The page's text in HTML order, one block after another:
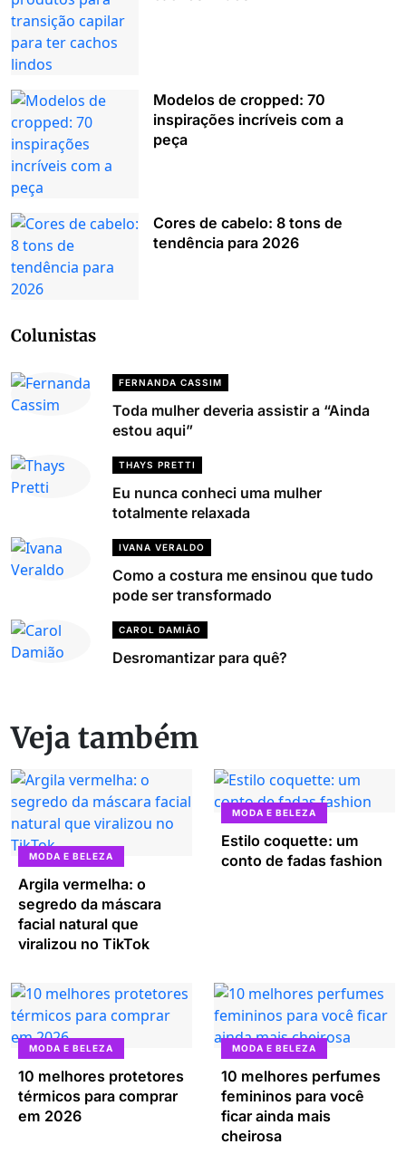
Modelos de cropped: 70
inspirações incríveis com a
peça
Cores de cabelo: 8 tons de
tendência para 2026
Colunistas
FERNANDA CASSIM
Toda mulher deveria assistir a “Ainda
estou aqui”
THAYS PRETTI
Eu nunca conheci uma mulher
totalmente relaxada
IVANA VERALDO
Como a costura me ensinou que tudo
pode ser transformado
CAROL DAMIÃO
Desromantizar para quê?
Veja também
MODA E BELEZA
Argila vermelha: o
segredo da máscara
facial natural que
viralizou no TikTok
MODA E BELEZA
Estilo coquette: um
conto de fadas fashion
MODA E BELEZA
10 melhores protetores
térmicos para comprar
em 2026
MODA E BELEZA
10 melhores perfumes
femininos para você
ficar ainda mais
cheirosa